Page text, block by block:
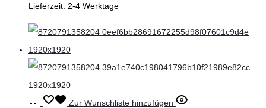
Lieferzeit: 2-4 Werktage
In
Zur Wunschliste hinzufügen